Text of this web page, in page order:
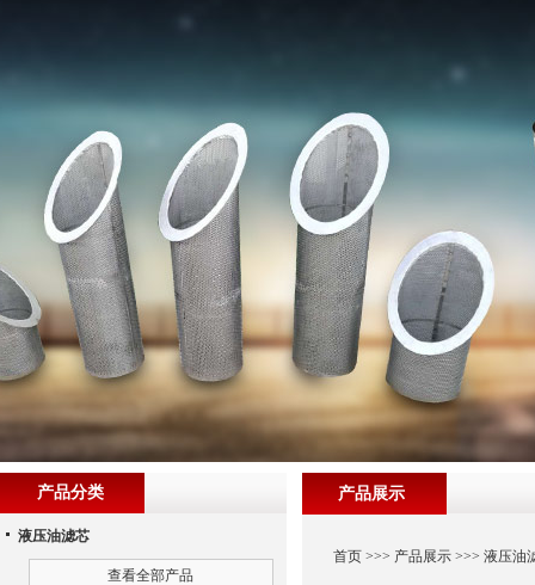
产品展示
首页 >>> 产品展示 >>>液压油
产品分类
液压油滤芯
查看全部产品